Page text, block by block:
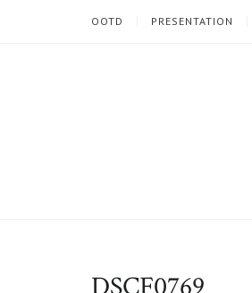
OOTD PRESENTATION